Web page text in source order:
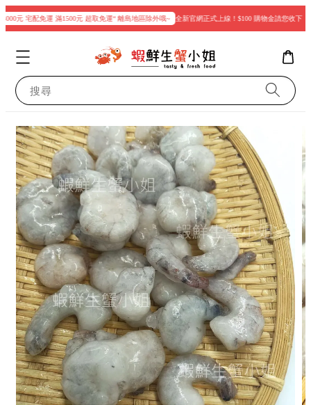
元 宅配免運 滿1500元 超取免運“ 離島地區除外哦~ 全新官網正式上線！$100 購物金請您收下
搜尋